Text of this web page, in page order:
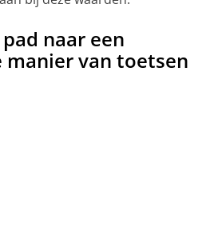
naar een
manier van toetsen